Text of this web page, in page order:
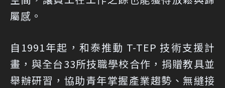
屬感。
自1991年起，和泰推動 T-TEP 技術支援計
畫，與全台33所技職學校合作，捐贈教具並
舉辦研習，協助青年掌握產業趨勢、無縫接